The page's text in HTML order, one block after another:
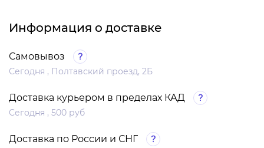
Информация о доставке
Самовывоз
Сегодня , Полтавский проезд, 2Б
Доставка курьером в пределах КАД
Сегодня , 500 руб
Доставка по России и СНГ